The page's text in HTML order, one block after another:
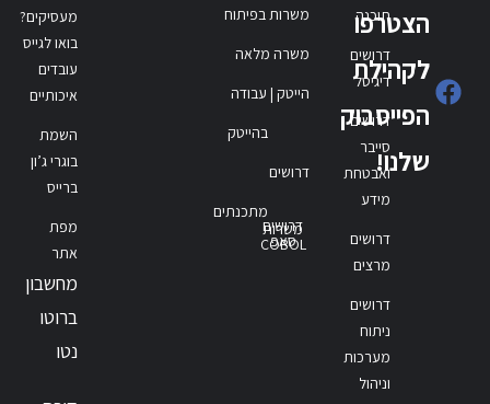
הצטרפו
לקהילת
הפייסבוק
שלנו!
תוכנה
דרושים
דיגיטל
דרושים
סייבר
ואבטחת
מידע
דרושים
מרצים
דרושים
ניתוח
מערכות
וניהול
משרות בפיתוח
משרה מלאה
הייטק | עבודה
בהייטק
דרושים
מתכנתים
דרושים
סאפ
משרות
COBOL
מעסיקים?
בואו לגייס
עובדים
איכותיים
השמת
בוגרי ג’ון
ברייס
מפת
אתר
מחשבון
ברוטו
נטו